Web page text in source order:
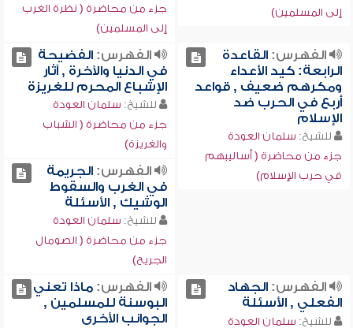
إلى المسلمين)
جزء من محاضرة ( نظرة الغرب
إلى المسلمين)
الفهرس:القاعدة
الرابعة: كيد الأعداء
ومكرهم ضعيف , قواعد
أربع في الحرب ضد
الإسلام
للشيخ: سلمان العودة
جزء من محاضرة ( أساليبهم
في حرب الإسلام)
الفهرس:الفضيحة
في الدنيا والآخرة , آثار
الإشباع المحرم للغريزة
للشيخ: سلمان العودة
جزء من محاضرة ( الشباب
والغريزة)
الفهرس:الجريمة
في الغرب والسقوط
الوشيك , الأسئلة
للشيخ: سلمان العودة
جزء من محاضرة ( الصومال
الجريح)
الفهرس:الجهاد
الفعلي , الأسئلة
للشيخ: سلمان العودة
الفهرس:ماذا تعني
البوسنة للمسلمين ,
الجوانب الأخرى